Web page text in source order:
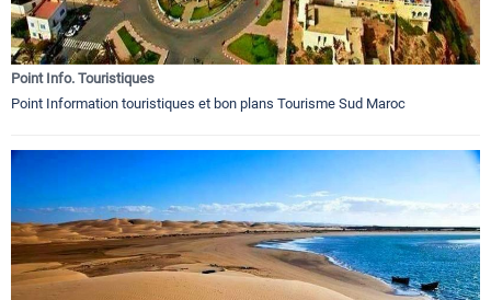
Point Info. Touristiques
Point Information touristiques et bon plans Tourisme Sud Maroc